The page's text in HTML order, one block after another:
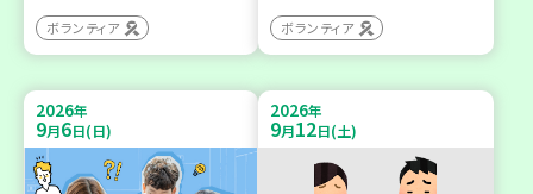
ボランティア ボランティア
2026年
9月6日(日)
2026年
9月12日(土)